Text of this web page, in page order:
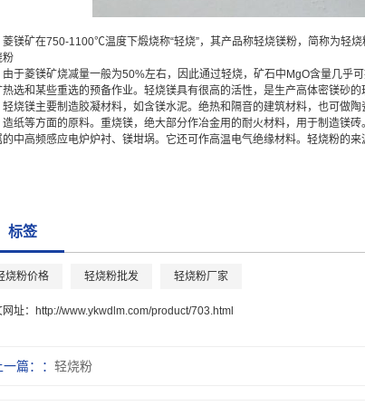
菱镁矿在750-1100℃温度下煅烧称“轻烧”，其产品称轻烧镁粉，简称为轻
粉
由于菱镁矿烧减量一般为50%左右，因此通过轻烧，矿石中MgO含量几乎
热选和某些重选的预备作业。轻烧镁具有很高的活性，是生产高体密镁砂的
轻烧镁主要制造胶凝材料，如含镁水泥。绝热和隔音的建筑材料，也可做
造纸等方面的原料。重烧镁，绝大部分作冶金用的耐火材料，用于制造镁
的中高频感应电炉炉衬、镁坩埚。它还可作高温电气绝缘材料。轻烧粉的来
标签
烧粉价格 轻烧粉批发 轻烧粉厂家
址： http://www.ykwdlm.com/product/703.html
一篇： 轻烧粉